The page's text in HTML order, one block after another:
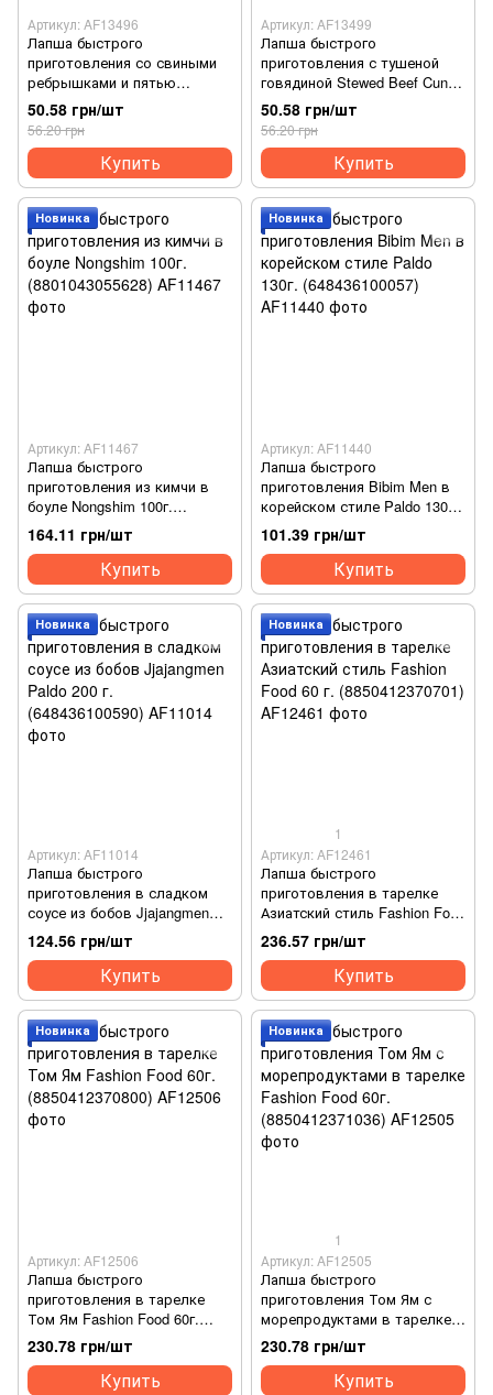
Артикул: AF13496
Лапша быстрого
приготовления со свиными
ребрышками и пятью
фруктами Cung Dinh 80 г.
(8936010681200)
50.58 грн/шт
56.20 грн
Купить
Артикул: AF13499
Лапша быстрого
приготовления с тушеной
говядиной Stewed Beef Cung
Dinh 77 г. (8936010680951)
50.58 грн/шт
56.20 грн
Купить
Новинка
Артикул: AF11467
Лапша быстрого
приготовления из кимчи в
боуле Nongshim 100г.
(8801043055628)
164.11 грн/шт
Купить
Новинка
Артикул: AF11440
Лапша быстрого
приготовления Bibim Men в
корейском стиле Paldo 130г.
(648436100057)
101.39 грн/шт
Купить
Новинка
Артикул: AF11014
Лапша быстрого
приготовления в сладком
соусе из бобов Jjajangmen
Paldo 200 г. (648436100590)
124.56 грн/шт
Купить
Новинка
1
Артикул: AF12461
Лапша быстрого
приготовления в тарелке
Азиатский стиль Fashion Food
60 г. (8850412370701)
236.57 грн/шт
Купить
Новинка
Артикул: AF12506
Лапша быстрого
приготовления в тарелке
Том Ям Fashion Food 60г.
(8850412370800)
230.78 грн/шт
Купить
Новинка
1
Артикул: AF12505
Лапша быстрого
приготовления Том Ям с
морепродуктами в тарелке
Fashion Food 60г.
(8850412371036)
230.78 грн/шт
Купить